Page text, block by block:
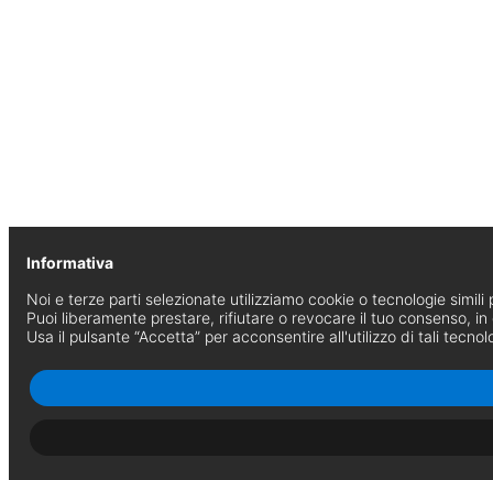
Informativa
Noi e terze parti selezionate utilizziamo cookie o tecnologie
Puoi liberamente prestare, rifiutare o revocare il tuo consenso, in
Usa il pulsante “Accetta” per acconsentire all'utilizzo di tali